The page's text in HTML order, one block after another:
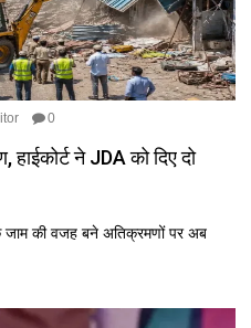
0
ने JDA को दिए दो
जाम की वजह बने अतिक्रमणों पर अब